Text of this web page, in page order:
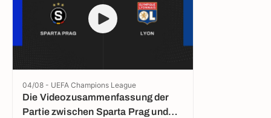
Die Videozusammenfassung der
Partie zwischen Sparta Prag und
04/08 - UEFA Champions League